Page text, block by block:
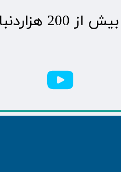
کننده محبوب ترین رسانه مردمی شهر مهاباد​​​​​​​​​​​​​​